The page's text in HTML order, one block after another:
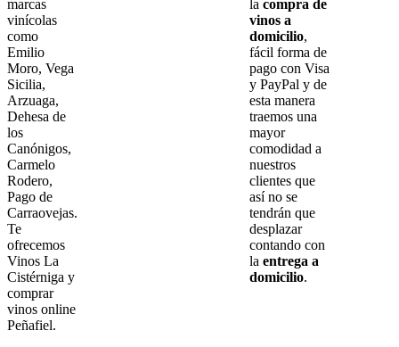
marcas
vinícolas
como
Emilio
Moro, Vega
Sicilia,
Arzuaga,
Dehesa de
los
Canónigos,
Carmelo
Rodero,
Pago de
Carraovejas.
Te
ofrecemos
Vinos La
Cistérniga y
comprar
vinos online
Peñafiel.
la compra de
vinos a
domicilio,
fácil forma de
pago con Visa
y PayPal y de
esta manera
traemos una
mayor
comodidad a
nuestros
clientes que
así no se
tendrán que
desplazar
contando con
la entrega a
domicilio.